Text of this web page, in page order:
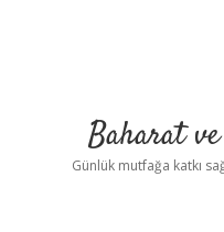
Baharat
Günlük mutfağa katkı